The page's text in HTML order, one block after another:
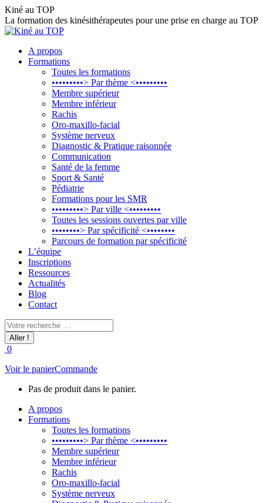
Aller
au
contenu
Kiné au TOP
La formation des kinésithérapeutes pour une prise en charge au TOP
A propos
Formations
Toutes les formations
•••••••••> Par thème <•••••••••
Membre supérieur
Membre inférieur
Rachis
Oro-maxillo-facial
Système nerveux
Diagnostic & Pratique raisonnée
Communication
Santé de la femme
Sport & Santé
Pédiatrie
Formations pour les SMR
•••••••••> Par ville <•••••••••
Toutes les sessions ouvertes par ville
••••••••> Par spécificité <••••••••
Parcours de formation par spécificité
L’équipe
Inscriptions
Ressources
Actualités
Blog
Contact
Recherche
:
0
Voir le panierCommande
Pas de produit dans le panier.
A propos
Formations
Toutes les formations
•••••••••> Par thème <•••••••••
Membre supérieur
Membre inférieur
Rachis
Oro-maxillo-facial
Système nerveux